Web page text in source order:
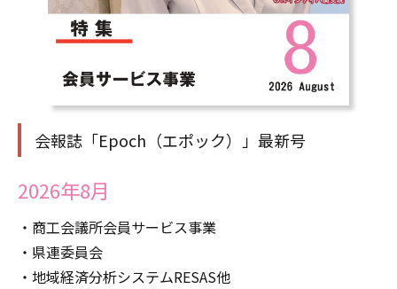
会報誌「Epoch（エポック）」最新号
2026年8月
・商工会議所会員サービス事業
・県連委員会
・地域経済分析システムRESAS他